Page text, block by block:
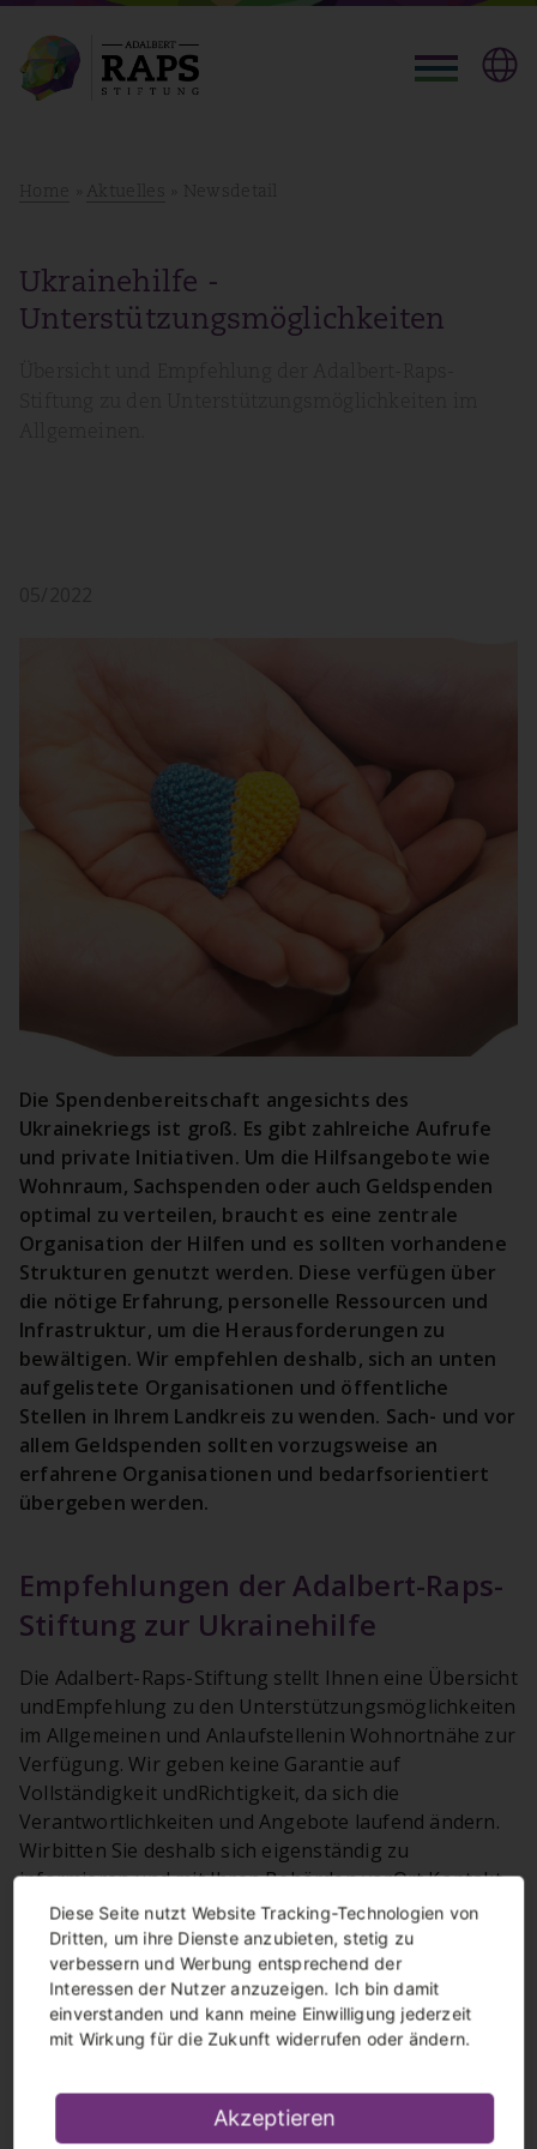
Home Aktuelles » Newsdetail
Ukrainehilfe -
Unterstützungsmöglichkeiten
Die Spendenbereitschaft angesichts des
Ukrainekriegs ist groß. Es gibt zahlreiche Aufrufe
und private Initiativen. Um die Hilfsangebote wie
Wohnraum, Sachspenden oder auch Geldspenden
optimal zu verteilen, braucht es eine zentrale
Organisation der Hilfen und es sollten vorhandene
Strukturen genutzt werden. Diese verfügen über
die nötige Erfahrung, personelle Ressourcen und
Infrastruktur, um die Herausforderungen zu
bewältigen. Wir empfehlen deshalb, sich an unten
aufgelistete Organisationen und öffentliche
Stellen in Ihrem Landkreis zu wenden. Sach- und vor
allem Geldspenden sollten vorzugsweise an
erfahrene Organisationen und bedarfsorientiert
übergeben werden.
Empfehlungen der Adalbert-Raps-
Stiftung zur Ukrainehilfe
Die Adalbert-Raps-Stiftung stellt Ihnen eine Übersicht
undEmpfehlung zu den Unterstützungsmöglichkeiten
im Allgemeinen und Anlaufstellenin Wohnortnähe zur
Verfügung. Wir geben keine Garantie auf
Vollständigkeit undRichtigkeit, da sich die
Verantwortlichkeiten und Angebote laufend ändern.
Wirbitten Sie deshalb sich eigenständig zu
informieren und mit Ihren Behörden vorOrt Kontakt
aufzunehmen. Üblicherwiese sind
Koordinierungsbeauftragte fürbürgerschaftliches
Engagement, Freiwilligenmanger*innen
oderIntegrationslots*innen an den Landratsämtern
erste Anlaufstellen für die Vermittlungvon
Unterstützungsmöglichkeiten.
Empfehlungen zur Ukrainehilfe
Kontakte zu regionalen
Diese Seite nutzt Website Tracking-Technologien von
Dritten, um ihre Dienste anzubieten, stetig zu
verbessern und Werbung entsprechend der
Interessen der Nutzer anzuzeigen. Ich bin damit
einverstanden und kann meine Einwilligung jederzeit
mit Wirkung für die Zukunft widerrufen oder ändern.
Akzeptieren